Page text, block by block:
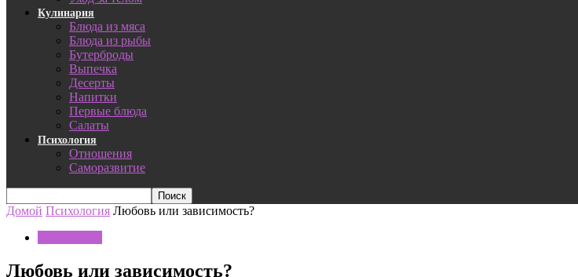
Кулинария
Блюда из мяса
Блюда из рыбы
Бутерброды
Выпечка
Десерты
Напитки
Первые блюда
Салаты
Психология
Отношения
Саморазвитие
Домой Психология Любовь или зависимость?
Любовь или зависимость?